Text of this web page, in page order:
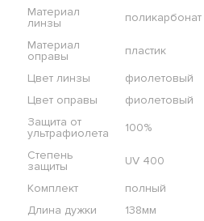
Материал
линзы
поликарбонат
Материал
оправы
пластик
Цвет линзы
фиолетовый
Цвет оправы
фиолетовый
Защита от
ультрафиолета
100%
Степень
защиты
UV 400
Комплект
полный
Длина дужки
138мм